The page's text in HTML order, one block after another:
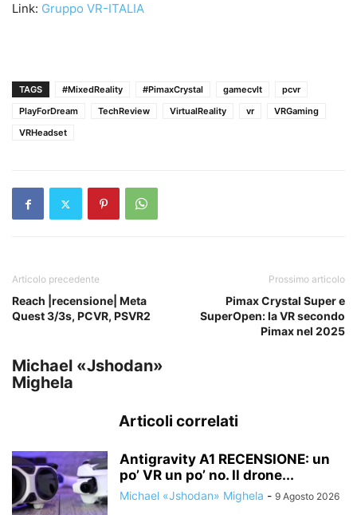
Link: Gruppo VR-ITALIA
TAGS #MixedReality #PimaxCrystal gamecvlt
pcvr
PlayForDream
TechReview VirtualReality vr
VRGaming
VRHeadset
Articolo precedente
Reach |recensione| Meta
Quest 3/3s, PCVR, PSVR2
Prossimo articolo
Pimax Crystal Super e
SuperOpen: la VR secondo
Pimax nel 2025
Michael «Jshodan»
Mighela
Articoli correlati
Antigravity A1 RECENSIONE: un
po’ VR un po’ no. Il drone...
Michael «Jshodan» Mighela - 9 Agosto 2026